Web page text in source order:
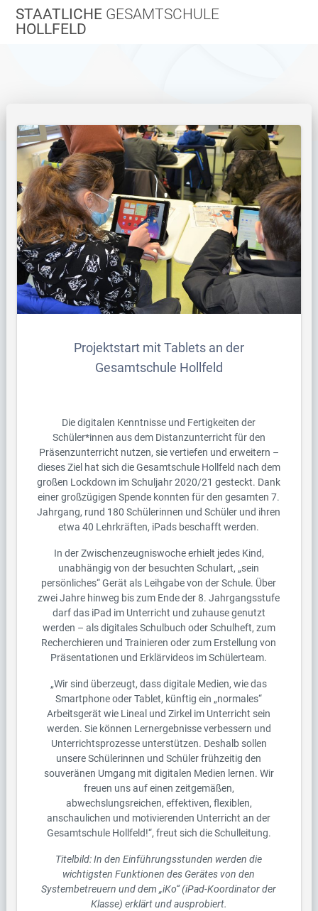
Zum
Inhalt
STAATLICHE GESAMTSCHULE
HOLLFELD
Projektstart mit Tablets an der
Gesamtschule Hollfeld
Die digitalen Kenntnisse und Fertigkeiten der
Schüler*innen aus dem Distanzunterricht für den
Präsenzunterricht nutzen, sie vertiefen und erweitern –
dieses Ziel hat sich die Gesamtschule Hollfeld nach dem
großen Lockdown im Schuljahr 2020/21 gesteckt. Dank
einer großzügigen Spende konnten für den gesamten 7.
Jahrgang, rund 180 Schülerinnen und Schüler und ihren
etwa 40 Lehrkräften, iPads beschafft werden.
In der Zwischenzeugniswoche erhielt jedes Kind,
unabhängig von der besuchten Schulart, „sein
persönliches“ Gerät als Leihgabe von der Schule. Über
zwei Jahre hinweg bis zum Ende der 8. Jahrgangsstufe
darf das iPad im Unterricht und zuhause genutzt
werden – als digitales Schulbuch oder Schulheft, zum
Recherchieren und Trainieren oder zum Erstellung von
Präsentationen und Erklärvideos im Schülerteam.
„Wir sind überzeugt, dass digitale Medien, wie das
Smartphone oder Tablet, künftig ein „normales“
Arbeitsgerät wie Lineal und Zirkel im Unterricht sein
werden. Sie können Lernergebnisse verbessern und
Unterrichtsprozesse unterstützen. Deshalb sollen
unsere Schülerinnen und Schüler frühzeitig den
souveränen Umgang mit digitalen Medien lernen. Wir
freuen uns auf einen zeitgemäßen,
abwechslungsreichen, effektiven, flexiblen,
anschaulichen und motivierenden Unterricht an der
Gesamtschule Hollfeld!“, freut sich die Schulleitung.
Titelbild: In den Einführungsstunden werden die
wichtigsten Funktionen des Gerätes von den
Systembetreuern und dem „iKo“ (iPad-Koordinator der
Klasse) erklärt und ausprobiert.